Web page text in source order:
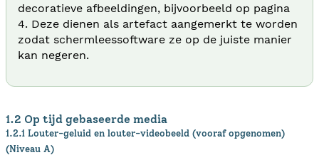
decoratieve afbeeldingen, bijvoorbeeld op pagina
4. Deze dienen als artefact aangemerkt te worden
zodat schermleessoftware ze op de juiste manier
kan negeren.
1.2 Op tijd gebaseerde media
1.2.1 Louter-geluid en louter-videobeeld (vooraf opgenomen)
(Niveau A)